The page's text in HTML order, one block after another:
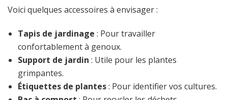
Voici quelques accessoires à envisager :
Tapis de jardinage : Pour travailler
confortablement à genoux.
Support de jardin : Utile pour les plantes
grimpantes.
Étiquettes de plantes: Pour identifier vos cultures.